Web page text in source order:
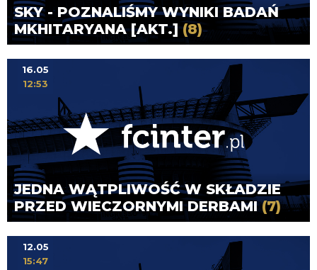
SKY - POZNALIŚMY WYNIKI BADAŃ
MKHITARYANA [AKT.](8)
JEDNA WĄTPLIWOŚĆ W SKŁADZIE
PRZED WIECZORNYMI DERBAMI(7)
16.05
12:53
12.05
15:47